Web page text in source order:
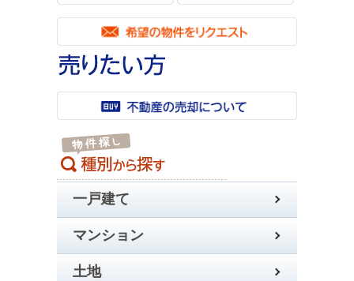
一戸建て
マンション
土地